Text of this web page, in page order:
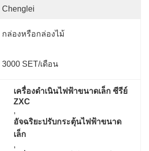
Chenglei
กล่องหรือกล่องไม้
3000 SET/เดือน
เครื่องดําเนินไฟฟ้าขนาดเล็ก ซีรีย์
ZXC
,
อัจฉริยะปรับกระตุ้นไฟฟ้าขนาด
เล็ก
,